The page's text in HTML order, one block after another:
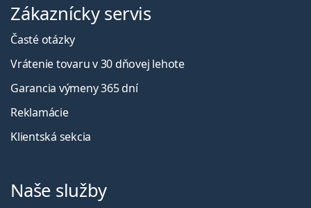
Zákaznícky servis
Časté otázky
Vrátenie tovaru v 30 dňovej lehote
Garancia výmeny 365 dní
Reklamácie
Klientská sekcia
Naše služby